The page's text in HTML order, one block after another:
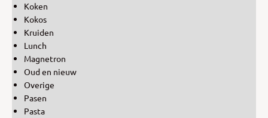
Koken
Kokos
Kruiden
Lunch
Magnetron
Oud en nieuw
Overige
Pasen
Pasta